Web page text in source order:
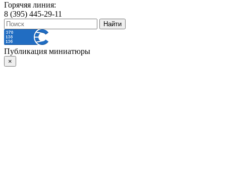
Горячяя линия:
8 (395) 445-29-11
Публикация миниатюры
×